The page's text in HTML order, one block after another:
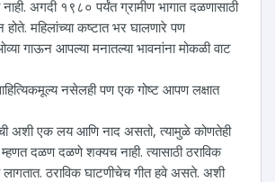
अगदी १९८० पर्यंत ग्रामीण भागात दळणासाठी
महिलांच्या कष्टात भर घालणारे पण
गाऊन आपल्या मनातल्या भावनांना मोकळी वाट
साहित्यिकमूल्य नसेलही पण एक गोष्ट आपण लक्षात
अशी एक लय आणि नाद असतो, त्यामुळे कोणतेही
म्हणत दळण दळणे शक्यच नाही. त्यासाठी ठराविक
ठराविक घाटणीचेच गीत हवे असते. अशी